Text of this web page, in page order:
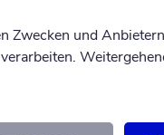
Zwecken und